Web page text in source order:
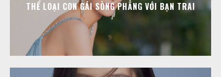
THỂ LOẠI CON GÁI SÒNG PHẲNG VỚI BẠN TRAI